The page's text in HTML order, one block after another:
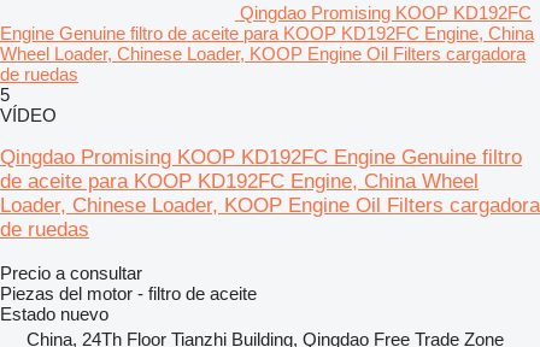
Qingdao Promising KOOP KD192FC
Engine Genuine filtro de aceite para KOOP KD192FC Engine, China
Wheel Loader, Chinese Loader, KOOP Engine Oil Filters cargadora
de ruedas
5
VÍDEO
Qingdao Promising KOOP KD192FC Engine Genuine filtro
de aceite para KOOP KD192FC Engine, China Wheel
Loader, Chinese Loader, KOOP Engine Oil Filters cargadora
de ruedas
Precio a consultar
Piezas del motor - filtro de aceite
Estado nuevo
China, 24Th Floor Tianzhi Building, Qingdao Free Trade Zone